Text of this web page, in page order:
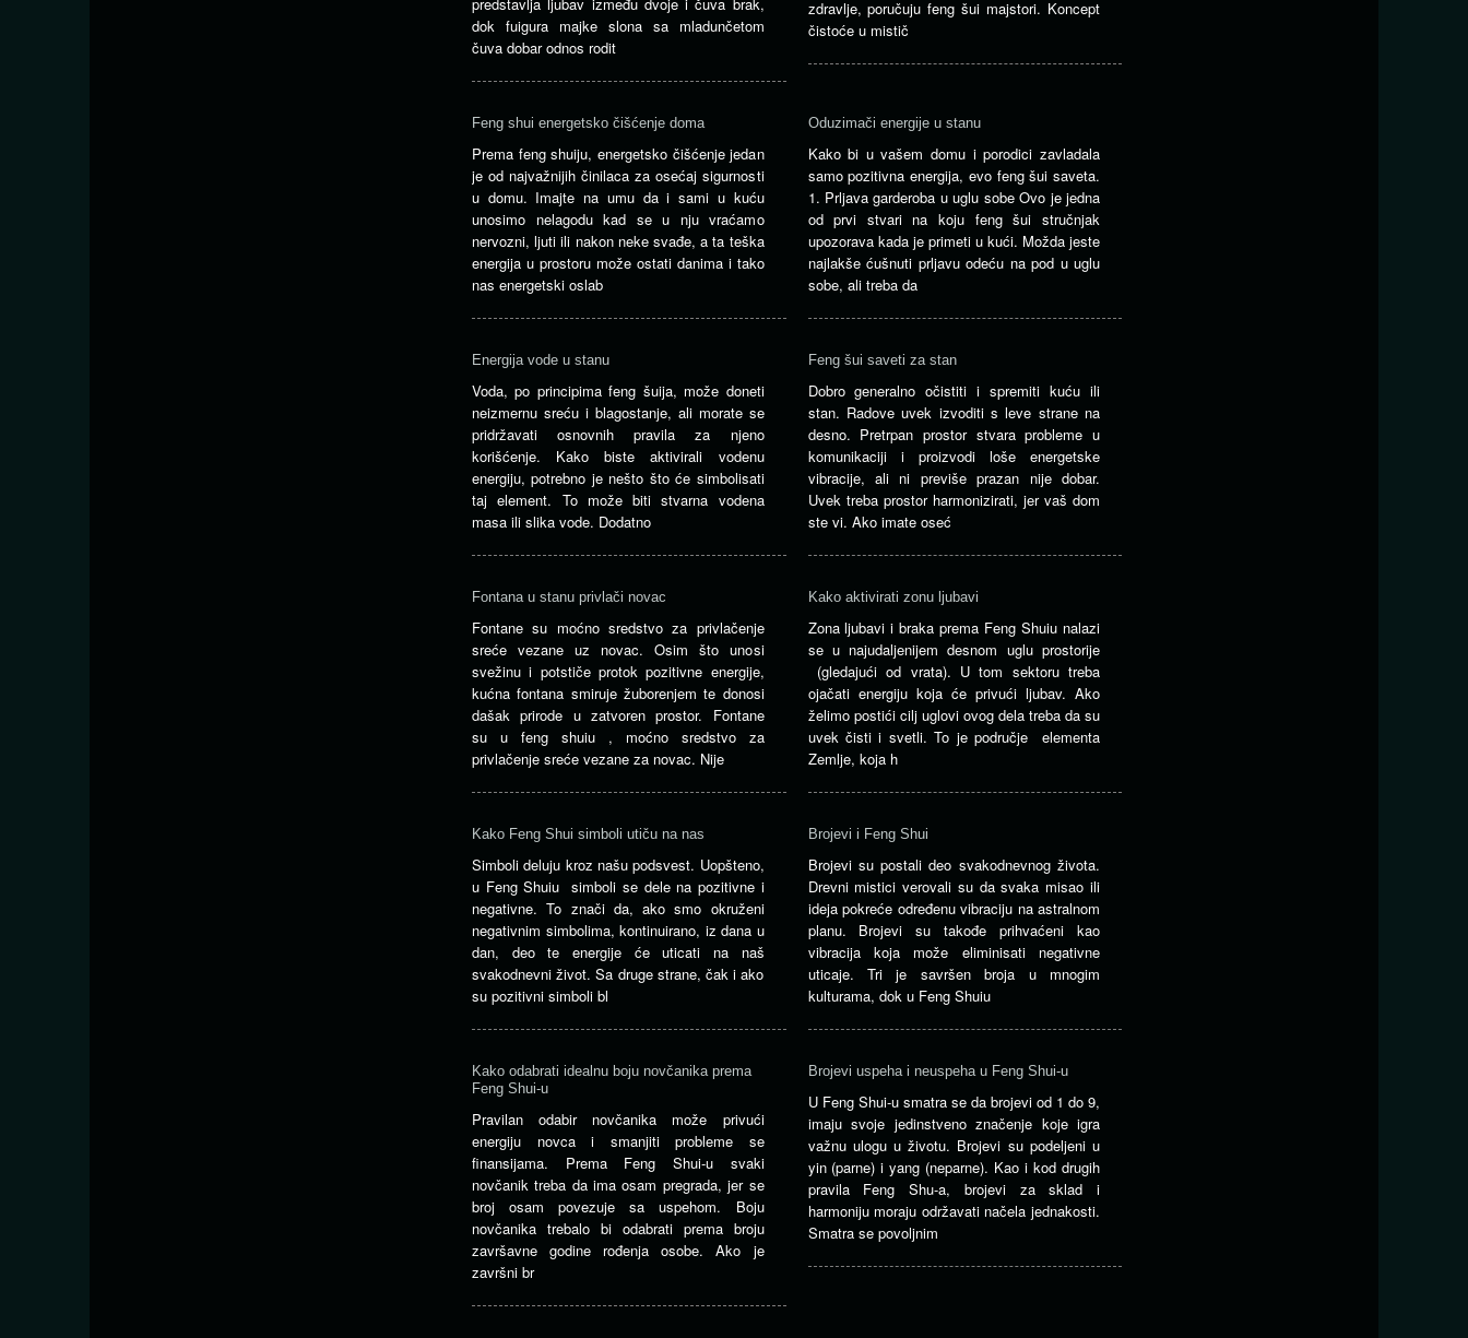
dok fuigura majke slona sa mladunčetom
čuva dobar odnos rodit
zdravlje, poručuju feng šui majstori. Koncept
čistoće u mistič
Feng shui energetsko čišćenje doma
Prema feng shuiju, energetsko čišćenje jedan
je od najvažnijih činilaca za osećaj sigurnosti
u domu. Imajte na umu da i sami u kuću
unosimo nelagodu kad se u nju vraćamo
nervozni, ljuti ili nakon neke svađe, a ta teška
energija u prostoru može ostati danima i tako
nas energetski oslab
Oduzimači energije u stanu
Kako bi u vašem domu i porodici zavladala
samo pozitivna energija, evo feng šui saveta.
1. Prljava garderoba u uglu sobe Ovo je jedna
od prvi stvari na koju feng šui stručnjak
upozorava kada je primeti u kući. Možda jeste
najlakše ćušnuti prljavu odeću na pod u uglu
sobe, ali treba da
Energija vode u stanu
Voda, po principima feng šuija, može doneti
neizmernu sreću i blagostanje, ali morate se
pridržavati osnovnih pravila za njeno
korišćenje. Kako biste aktivirali vodenu
energiju, potrebno je nešto što će simbolisati
taj element. To može biti stvarna vodena
masa ili slika vode. Dodatno
Feng šui saveti za stan
Dobro generalno očistiti i spremiti kuću ili
stan. Radove uvek izvoditi s leve strane na
desno. Pretrpan prostor stvara probleme u
komunikaciji i proizvodi loše energetske
vibracije, ali ni previše prazan nije dobar.
Uvek treba prostor harmonizirati, jer vaš dom
ste vi. Ako imate oseć
Fontana u stanu privlači novac
Fontane su moćno sredstvo za privlačenje
sreće vezane uz novac. Osim što unosi
svežinu i potstiče protok pozitivne energije,
kućna fontana smiruje žuborenjem te donosi
dašak prirode u zatvoren prostor. Fontane
su u feng shuiu , moćno sredstvo za
privlačenje sreće vezane za novac. Nije
Kako aktivirati zonu ljubavi
Zona ljubavi i braka prema Feng Shuiu nalazi
se u najudaljenijem desnom uglu prostorije
(gledajući od vrata). U tom sektoru treba
ojačati energiju koja će privući ljubav. Ako
želimo postići cilj uglovi ovog dela treba da su
uvek čisti i svetli. To je područje elementa
Zemlje, koja h
Kako Feng Shui simboli utiču na nas
Simboli deluju kroz našu podsvest. Uopšteno,
u Feng Shuiu simboli se dele na pozitivne i
negativne. To znači da, ako smo okruženi
negativnim simbolima, kontinuirano, iz dana u
dan, deo te energije će uticati na naš
svakodnevni život. Sa druge strane, čak i ako
su pozitivni simboli bl
Brojevi i Feng Shui
Brojevi su postali deo svakodnevnog života.
Drevni mistici verovali su da svaka misao ili
ideja pokreće određenu vibraciju na astralnom
planu. Brojevi su takođe prihvaćeni kao
vibracija koja može eliminisati negativne
uticaje. Tri je savršen broja u mnogim
kulturama, dok u Feng Shuiu
Kako odabrati idealnu boju novčanika prema
Feng Shui-u
Pravilan odabir novčanika može privući
energiju novca i smanjiti probleme se
finansijama. Prema Feng Shui-u svaki
novčanik treba da ima osam pregrada, jer se
broj osam povezuje sa uspehom. Boju
novčanika trebalo bi odabrati prema broju
završavne godine rođenja osobe. Ako je
završni br
Brojevi uspeha i neuspeha u Feng Shui-u
U Feng Shui-u smatra se da brojevi od 1 do 9,
imaju svoje jedinstveno značenje koje igra
važnu ulogu u životu. Brojevi su podeljeni u
yin (parne) i yang (neparne). Kao i kod drugih
pravila Feng Shu-a, brojevi za sklad i
harmoniju moraju održavati načela jednakosti.
Smatra se povoljnim